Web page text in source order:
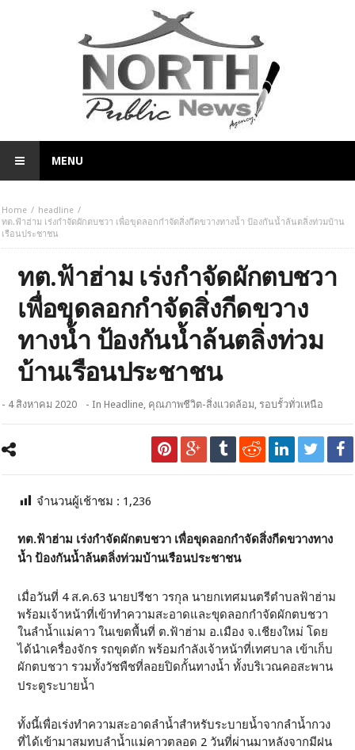
MENU
Home
headline
ทต.ฟ้าฮ่าม เร่งกำจัดผักตบชวา เพื่อขุดลอกกำจัดสิ่งกีดขวางทางน้ำ ป้องกันน้ำล้นตลิ่งท่วมบ้าน
เรือนประชาชน
ทต.ฟ้าฮ่าม เร่งกำจัดผักตบชวา
เพื่อขุดลอกกำจัดสิ่งกีดขวาง
ทางน้ำ ป้องกันน้ำล้นตลิ่งท่วม
บ้านเรือนประชาชน
- 4 สิงหาคม 2020 - InHeadline, คุณภาพชีวิต-สิ่งแวดล้อม, รอบรั้วทั่วเหนือ
จำนวนผู้เช้าชม : 1,236
ทต.ฟ้าฮ่าม เร่งกำจัดผักตบชวา เพื่อขุดลอกกำจัดสิ่งกีดขวางทาง
น้ำ ป้องกันน้ำล้นตลิ่งท่วมบ้านเรือนประชาชน
เมื่อวันที่ 4 ส.ค.63 นายปรีชา วรกุล นายกเทศมนตรีตำบลฟ้าฮ่าม
พร้อมเจ้าหน้าที่เข้าทำความสะอาดและขุดลอกกำจัดผักตบชวา
ในลำน้ำแม่คาว ในเขตพื้นที่ ต.ฟ้าฮ่าม อ.เมือง จ.เชียงใหม่ โดย
ได้นำเครื่องจักร รถขุดตัก พร้อมกำลังเจ้าหน้าที่เทศบาล เข้าเก็บ
ผักตบชวา รวมทั้งวัชพืชที่ลอยปิดกั้นทางน้ำ ทั้งบริเวณคอสะพาน
ประตูระบายน้ำ
ทั้งนี้เพื่อเร่งทำความสะอาดลำน้ำสำหรับระบายน้ำจากลำน้ำกวง
ที่ได้เข้ามาสมทบลำน้ำแม่คาวตลอด 2 วันที่ผ่านมาหลังจากมีฝน